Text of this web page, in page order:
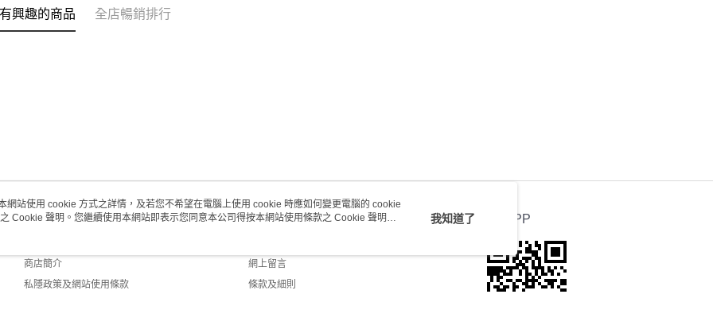
興趣的商品 全店暢銷排行
關於我們
商店簡介
私隱政策及網站使用條款
客戶服務
網上留言
條款及細則
官方APP
網站使用 cookie 方式之詳情，及若您不希望在電腦上使用 cookie 時應如何變更電腦的 cookie
之 Cookie 聲明。您繼續使用本網站即表示您同意本公司得按本網站使用條款之 Cookie 聲明使
我知道了